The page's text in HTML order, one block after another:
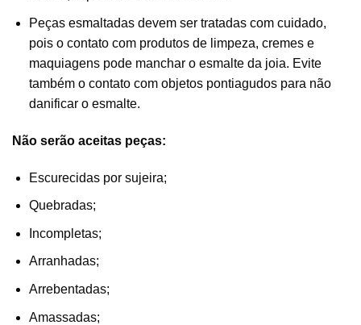
Peças esmaltadas devem ser tratadas com cuidado,
pois o contato com produtos de limpeza, cremes e
maquiagens pode manchar o esmalte da joia. Evite
também o contato com objetos pontiagudos para não
danificar o esmalte.
Não serão aceitas peças:
Escurecidas por sujeira;
Quebradas;
Incompletas;
Arranhadas;
Arrebentadas;
Amassadas;